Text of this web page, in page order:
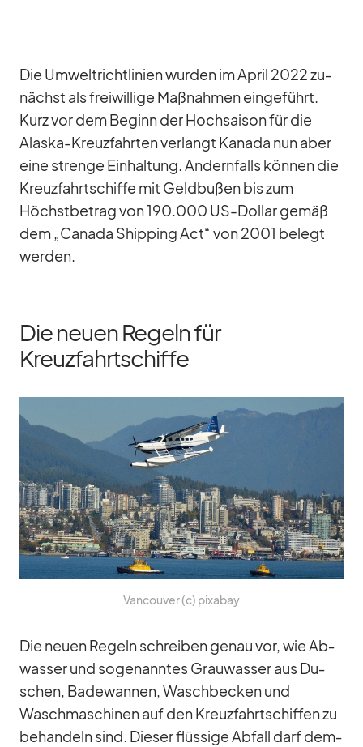
Die Um­welt­richt­li­nien wur­den im April 2022 zu­
nächst als frei­wil­lige Maß­nah­men ein­ge­führt.
Kurz vor dem Be­ginn der Hoch­sai­son für die
Alaska-Kreuz­fahr­ten ver­langt Ka­nada nun aber
eine strenge Ein­hal­tung. An­dern­falls kön­nen die
Kreuz­fahrt­schiffe mit Geld­bu­ßen bis zum
Höchst­be­trag von 190.000 US-Dol­lar ge­mäß
dem „Ca­nada Ship­ping Act“ von 2001 be­legt
wer­den.
Die neuen Regeln für
Kreuzfahrtschiffe
Van­cou­ver (c) pix­a­bay
Die neuen Re­geln schrei­ben ge­nau vor, wie Ab­
was­ser und so­ge­nann­tes Grau­was­ser aus Du­
schen, Ba­de­wan­nen, Wasch­be­cken und
Wasch­ma­schi­nen auf den Kreuz­fahrt­schif­fen zu
be­han­deln sind. Die­ser flüs­sige Ab­fall darf dem­